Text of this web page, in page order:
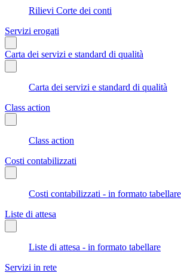
Rilievi Corte dei conti
Servizi erogati
Carta dei servizi e standard di qualità
Carta dei servizi e standard di qualità
Class action
Class action
Costi contabilizzati
Costi contabilizzati - in formato tabellare
Liste di attesa
Liste di attesa - in formato tabellare
Servizi in rete